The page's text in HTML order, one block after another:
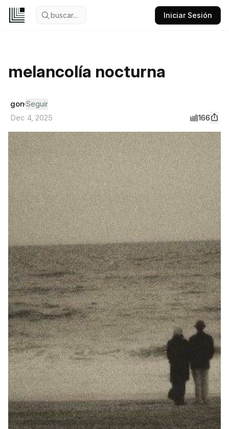
buscar... Iniciar Sesión
melancolía nocturna
gon Seguir
Dec 4, 2025
166